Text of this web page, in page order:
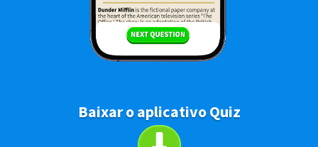
Baixar o aplicativo Quiz